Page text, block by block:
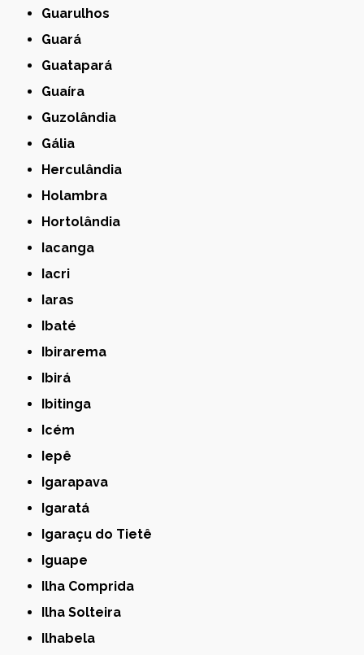
Guarulhos
Guará
Guatapará
Guaíra
Guzolândia
Gália
Herculândia
Holambra
Hortolândia
Iacanga
Iacri
Iaras
Ibaté
Ibirarema
Ibirá
Ibitinga
Icém
Iepê
Igarapava
Igaratá
Igaraçu do Tietê
Iguape
Ilha Comprida
Ilha Solteira
Ilhabela